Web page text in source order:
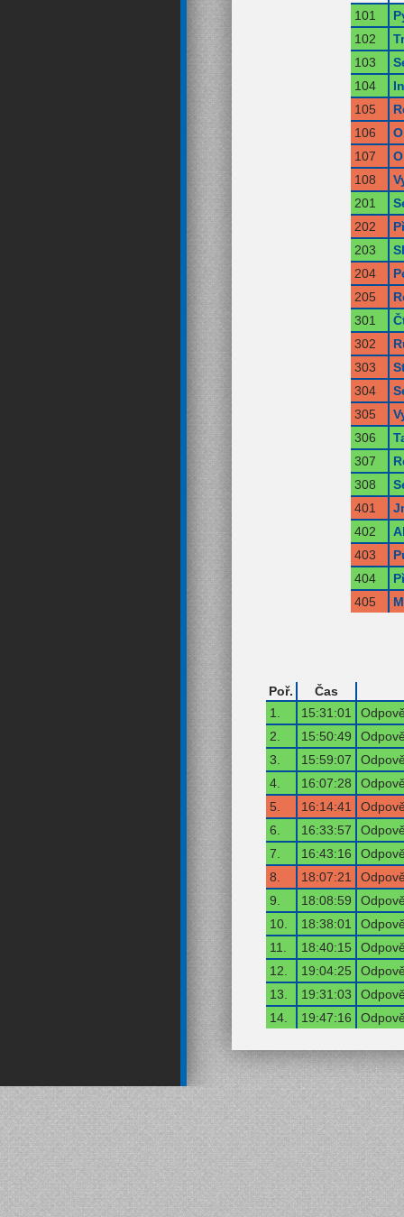
101
102
103
104
105
106
107
108
201
202
203
204
205
301
302
303
304
305
306
307
308
401
402
403
404
405
Poř.
Čas
1.
15:31:01
2.
15:50:49
3.
15:59:07
4.
16:07:28
5.
16:14:41
6.
16:33:57
7.
16:43:16
8.
18:07:21
9.
18:08:59
10.
18:38:01
11.
18:40:15
12.
19:04:25
13.
19:31:03
14.
19:47:16